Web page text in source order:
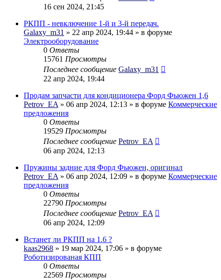
16 сен 2024, 21:45
РКПП - невключение 1-й и 3-й передач.
Galaxy_m31 » 22 апр 2024, 19:44 » в форуме
Электрооборудование
0 Ответы
15761 Просмотры
Последнее сообщение Galaxy_m31
22 апр 2024, 19:44
Продам запчасти для кондиционера Форд Фьюжен 1,6
Petrov_EA » 06 апр 2024, 12:13 » в форуме Коммерческие
предложения
0 Ответы
19529 Просмотры
Последнее сообщение Petrov_EA
06 апр 2024, 12:13
Пружины задние для Форд Фьюжен, оригинал
Petrov_EA » 06 апр 2024, 12:09 » в форуме Коммерческие
предложения
0 Ответы
22790 Просмотры
Последнее сообщение Petrov_EA
06 апр 2024, 12:09
Встанет ли РКПП на 1.6 ?
kaas2968 » 19 мар 2024, 17:06 » в форуме
Роботизированая КПП
0 Ответы
22569 Просмотры